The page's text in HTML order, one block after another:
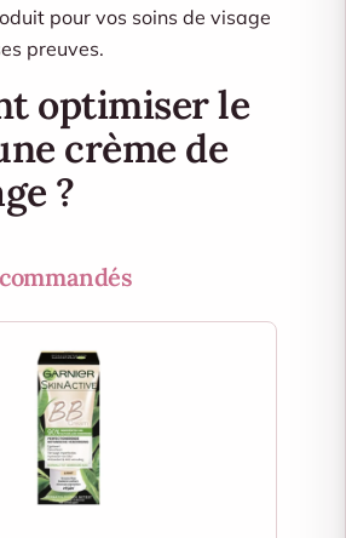
pour vos soins de visage
preuves.
optimiser le
crème de
?